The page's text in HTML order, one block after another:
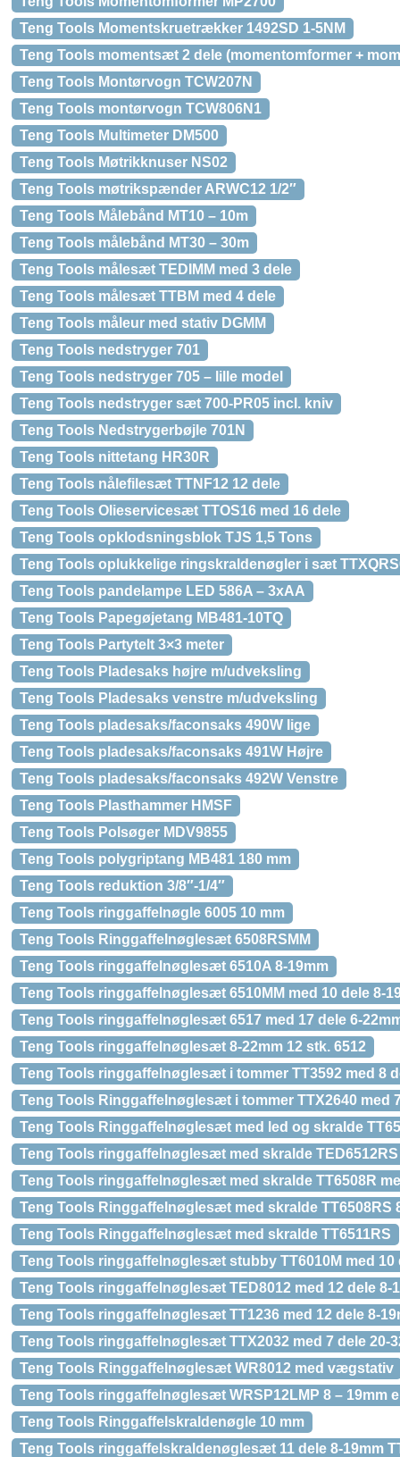
Teng Tools Momentskruetrækker 1492SD 1-5NM
Teng Tools momentsæt 2 dele (momentomformer +
Teng Tools Montørvogn TCW207N
Teng Tools montørvogn TCW806N1
Teng Tools Multimeter DM500
Teng Tools Møtrikknuser NS02
Teng Tools møtrikspænder ARWC12 1/2″
Teng Tools Målebånd MT10 – 10m
Teng Tools målebånd MT30 – 30m
Teng Tools målesæt TEDIMM med 3 dele
Teng Tools målesæt TTBM med 4 dele
Teng Tools måleur med stativ DGMM
Teng Tools nedstryger 701
Teng Tools nedstryger 705 – lille model
Teng Tools nedstryger sæt 700-PR05 incl. kniv
Teng Tools Nedstrygerbøjle 701N
Teng Tools nittetang HR30R
Teng Tools nålefilesæt TTNF12 12 dele
Teng Tools Olieservicesæt TTOS16 med 16 dele
Teng Tools opklodsningsblok TJS 1,5 Tons
Teng Tools oplukkelige ringskraldenøgler i sæt
Teng Tools pandelampe LED 586A – 3xAA
Teng Tools Papegøjetang MB481-10TQ
Teng Tools Partytelt 3×3 meter
Teng Tools Pladesaks højre m/udveksling
Teng Tools Pladesaks venstre m/udveksling
Teng Tools pladesaks/faconsaks 490W lige
Teng Tools pladesaks/faconsaks 491W Højre
Teng Tools pladesaks/faconsaks 492W Venstre
Teng Tools Plasthammer HMSF
Teng Tools Polsøger MDV9855
Teng Tools polygriptang MB481 180 mm
Teng Tools reduktion 3/8″-1/4″
Teng Tools ringgaffelnøgle 6005 10 mm
Teng Tools Ringgaffelnøglesæt 6508RSMM
Teng Tools ringgaffelnøglesæt 6510A 8-19mm
Teng Tools ringgaffelnøglesæt 6510MM med 10 dele 8-
Teng Tools ringgaffelnøglesæt 6517 med 17 dele 6-
Teng Tools ringgaffelnøglesæt 8-22mm 12 stk. 6512
Teng Tools ringgaffelnøglesæt i tommer TT3592 med 8
Teng Tools Ringgaffelnøglesæt i tommer TTX2640 med
Teng Tools Ringgaffelnøglesæt med led og skralde
Teng Tools ringgaffelnøglesæt med skralde TED6512RS
Teng Tools ringgaffelnøglesæt med skralde TT6508R
Teng Tools Ringgaffelnøglesæt med skralde TT6508RS
Teng Tools Ringgaffelnøglesæt med skralde TT6511RS
Teng Tools ringgaffelnøglesæt stubby TT6010M med 10
Teng Tools ringgaffelnøglesæt TED8012 med 12 dele 8-
Teng Tools ringgaffelnøglesæt TT1236 med 12 dele 8-
Teng Tools ringgaffelnøglesæt TTX2032 med 7 dele 20-
Teng Tools Ringgaffelnøglesæt WR8012 med vægstativ
Teng Tools ringgaffelnøglesæt WRSP12LMP 8 – 19mm
Teng Tools Ringgaffelskraldenøgle 10 mm
Teng Tools ringgaffelskraldenøglesæt 11 dele 8-19mm